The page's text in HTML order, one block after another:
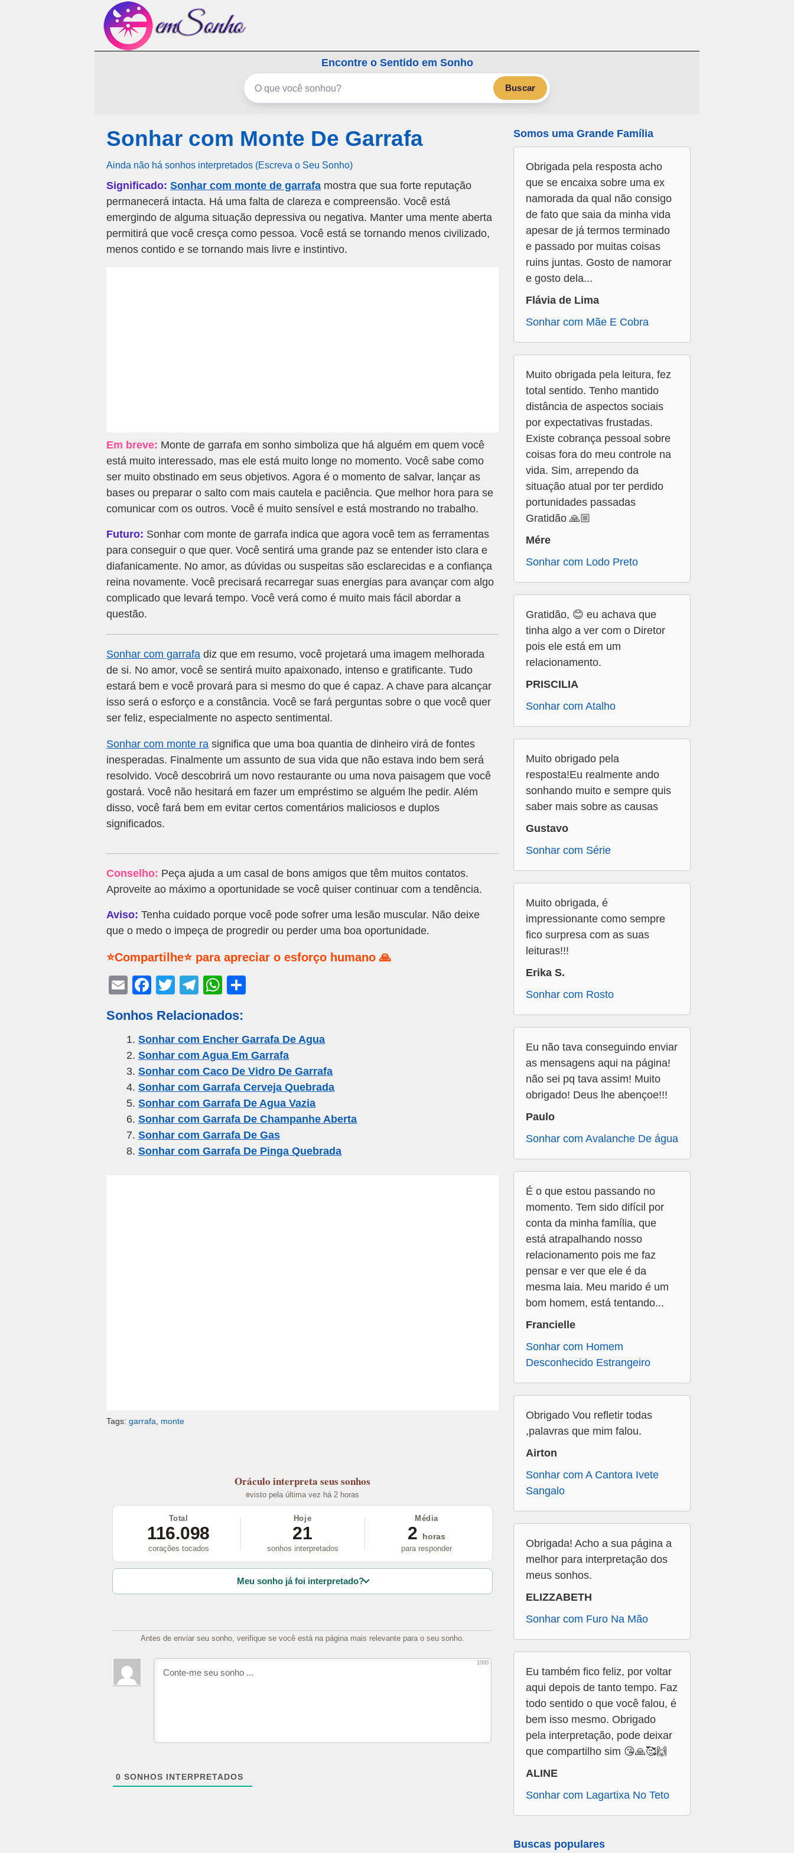
Encontre o Sentido em Sonho
Buscar
Sonhar com Monte De Garrafa
Ainda não há sonhos interpretados (Escreva o Seu Sonho)
Significado: Sonhar com monte de garrafa mostra que sua forte reputação
permanecerá intacta. Há uma falta de clareza e compreensão. Você está
emergindo de alguma situação depressiva ou negativa. Manter uma mente aberta
permitirá que você cresça como pessoa. Você está se tornando menos civilizado,
menos contido e se tornando mais livre e instintivo.
Em breve: Monte de garrafa em sonho simboliza que há alguém em quem você
está muito interessado, mas ele está muito longe no momento. Você sabe como
ser muito obstinado em seus objetivos. Agora é o momento de salvar, lançar as
bases ou preparar o salto com mais cautela e paciência. Que melhor hora para se
comunicar com os outros. Você é muito sensível e está mostrando no trabalho.
Futuro: Sonhar com monte de garrafa indica que agora você tem as ferramentas
para conseguir o que quer. Você sentirá uma grande paz se entender isto clara e
diafanicamente. No amor, as dúvidas ou suspeitas são esclarecidas e a confiança
reina novamente. Você precisará recarregar suas energias para avançar com algo
complicado que levará tempo. Você verá como é muito mais fácil abordar a
questão.
Sonhar com garrafa diz que em resumo, você projetará uma imagem melhorada
de si. No amor, você se sentirá muito apaixonado, intenso e gratificante. Tudo
estará bem e você provará para si mesmo do que é capaz. A chave para alcançar
isso será o esforço e a constância. Você se fará perguntas sobre o que você quer
ser feliz, especialmente no aspecto sentimental.
Sonhar com monte ra significa que uma boa quantia de dinheiro virá de fontes
inesperadas. Finalmente um assunto de sua vida que não estava indo bem será
resolvido. Você descobrirá um novo restaurante ou uma nova paisagem que você
gostará. Você não hesitará em fazer um empréstimo se alguém lhe pedir. Além
disso, você fará bem em evitar certos comentários maliciosos e duplos
significados.
Conselho: Peça ajuda a um casal de bons amigos que têm muitos contatos.
Aproveite ao máximo a oportunidade se você quiser continuar com a tendência.
Aviso: Tenha cuidado porque você pode sofrer uma lesão muscular. Não deixe
que o medo o impeça de progredir ou perder uma boa oportunidade.
⭐Compartilhe⭐ para apreciar o esforço humano 🙏
E
ail
F
c
e
b
o
o
k
T
tt
er
T
e
gr
a
m
W
at
s
A
p
p
e
Sonhos Relacionados:
Sonhar com Encher Garrafa De Agua
Sonhar com Agua Em Garrafa
Sonhar com Caco De Vidro De Garrafa
Sonhar com Garrafa Cerveja Quebrada
Sonhar com Garrafa De Agua Vazia
Sonhar com Garrafa De Champanhe Aberta
Sonhar com Garrafa De Gas
Sonhar com Garrafa De Pinga Quebrada
Tags: garrafa monte
Oráculo interpreta seus sonhos
visto pela última vez há 2 horas
Total
116.098
corações tocados
Hoje
21
sonhos interpretados
Média
2
horas
para responder
Meu sonho já foi interpretado?
Antes de enviar seu sonho, verifique se você está na página mais relevante para o seu sonho.
1000
0 SONHOS INTERPRETADOS
Somos uma Grande Família
Obrigada pela resposta acho
que se encaixa sobre uma ex
namorada da qual não consigo
de fato que saia da minha vida
apesar de já termos terminado
e passado por muitas coisas
ruins juntas. Gosto de namorar
e gosto dela...
Flávia de Lima
Sonhar com Mãe E Cobra
Muito obrigada pela leitura, fez
total sentido. Tenho mantido
distância de aspectos sociais
por expectativas frustadas.
Existe cobrança pessoal sobre
coisas fora do meu controle na
vida. Sim, arrependo da
situação atual por ter perdido
portunidades passadas
Gratidão 🙏🏼
Mére
Sonhar com Lodo Preto
Gratidão, 😊 eu achava que
tinha algo a ver com o Diretor
pois ele está em um
relacionamento.
PRISCILIA
Sonhar com Atalho
Muito obrigado pela
resposta!Eu realmente ando
sonhando muito e sempre quis
saber mais sobre as causas
Gustavo
Sonhar com Série
Muito obrigada, é
impressionante como sempre
fico surpresa com as suas
leituras!!!
Erika S.
Sonhar com Rosto
Eu não tava conseguindo enviar
as mensagens aqui na página!
não sei pq tava assim! Muito
obrigado! Deus lhe abençoe!!!
Paulo
Sonhar com Avalanche De água
É o que estou passando no
momento. Tem sido difícil por
conta da minha família, que
está atrapalhando nosso
relacionamento pois me faz
pensar e ver que ele é da
mesma laia. Meu marido é um
bom homem, está tentando...
Francielle
Sonhar com Homem
Desconhecido Estrangeiro
Obrigado Vou refletir todas
,palavras que mim falou.
Airton
Sonhar com A Cantora Ivete
Sangalo
Obrigada! Acho a sua página a
melhor para interpretação dos
meus sonhos.
ELIZZABETH
Sonhar com Furo Na Mão
Eu também fico feliz, por voltar
aqui depois de tanto tempo. Faz
todo sentido o que você falou, é
bem isso mesmo. Obrigado
pela interpretação, pode deixar
que compartilho sim 😘🙏🥰🙌
ALINE
Sonhar com Lagartixa No Teto
Buscas populares